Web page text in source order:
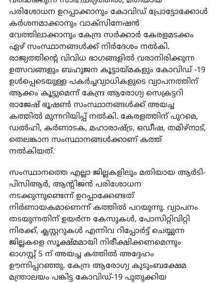
പരിശോധന ഉറപ്പാക്കാനും കോവിഡ് പ്രോട്ടോക്കോൾ
കർശനമാക്കാനും വാക്സിനേഷൻ
വേത്തിലാക്കാനും കേന്ദ്ര സർക്കാർ കേരളമടക്കം
ഏഴ് സംസ്ഥാനങ്ങൾക്ക് നിർദേശം നൽകി.
രാജ്യത്തിന്റെ വിവിധ ഭാഗങ്ങളിൽ വരാനിരിക്കുന്ന
ഉത്സവങ്ങളും ബഹുജന കൂട്ടായ്മകളും കോവിഡ് -19
ഉൾപ്പെടെയുള്ള പകർച്ചവ്യാധികളുടെ വ്യാപനത്തിന്
ആക്കം കൂട്ടുമെന്ന് കേന്ദ്ര ആരോഗ്യ സെക്രട്ടറി
രാജേഷ് ഭൂഷൺ സംസ്ഥാനങ്ങൾക്ക് അയച്ച
കത്തിൽ മുന്നറിയിപ്പ് നൽകി. കേരളത്തിന് പുറമെ,
ഡൽഹി, കർണാടക, മഹാരാഷ്ട്ര, ഒഡീഷ, തമിഴ്നാട്,
തെലങ്കാന സംസ്ഥാനങ്ങൾക്കാണ് കത്ത്
നൽകിയത്.
സംസ്ഥാനത്തെ എല്ലാ ജില്ലകളിലും മതിയായ ആർടി-
പിസിആർ, ആന്റിജൻ പരിശോധന
നടക്കുന്നുണ്ടെന്ന് ഉറപ്പാക്കേണ്ടത്
നിർണായകമാണെന്ന് കത്തിൽ പറയുന്നു. വ്യാപനം
തടയുന്നതിന് ഉയർന്ന കേസുകൾ, പോസിറ്റിവിറ്റി
നിരക്ക്, ക്ലസ്റ്ററുകൾ എന്നിവ റിപ്പോർട്ട് ചെയ്യുന്ന
ജില്ലകളെ സൂക്ഷ്മമായി നിരീക്ഷിക്കണമെന്നും
ഓഗസ്റ്റ് 5 ന് അയച്ച കത്തിൽ അദ്ദേഹം
ഊന്നിപ്പറഞ്ഞു. കേന്ദ്ര ആരോഗ്യ കുടുംബക്ഷേമ
മന്ത്രാലയം പങ്കിട്ട കോവിഡ്-19 പുതുക്കിയ